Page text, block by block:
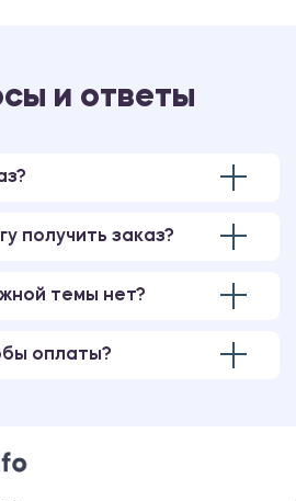
и ответы
получить заказ?
темы нет?
оплаты?